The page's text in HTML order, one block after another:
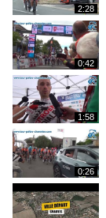
2:28
0:42
1:58
0:26